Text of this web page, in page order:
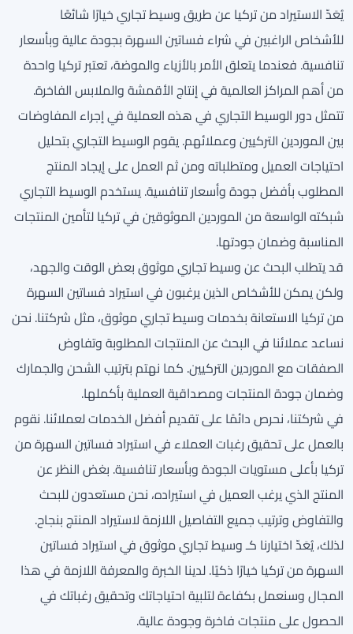
يُعَدّ الاستيراد من تركيا عن طريق وسيط تجاري خيارًا شائعًا
للأشخاص الراغبين في شراء فساتين السهرة بجودة عالية وبأسعار
تنافسية. فعندما يتعلق الأمر بالأزياء والموضة، تعتبر تركيا واحدة
من أهم المراكز العالمية في إنتاج الأقمشة والملابس الفاخرة.
تتمثل دور الوسيط التجاري في هذه العملية في إجراء المفاوضات
بين الموردين التركيين وعملائهم. يقوم الوسيط التجاري بتحليل
احتياجات العميل ومتطلباته ومن ثم العمل على إيجاد المنتج
المطلوب بأفضل جودة وأسعار تنافسية. يستخدم الوسيط التجاري
شبكته الواسعة من الموردين الموثوقين في تركيا لتأمين المنتجات
المناسبة وضمان جودتها.
قد يتطلب البحث عن وسيط تجاري موثوق بعض الوقت والجهد،
ولكن يمكن للأشخاص الذين يرغبون في استيراد فساتين السهرة
من تركيا الاستعانة بخدمات وسيط تجاري موثوق، مثل شركتنا. نحن
نساعد عملائنا في البحث عن المنتجات المطلوبة وتفاوض
الصفقات مع الموردين التركيين. كما نهتم بترتيب الشحن والجمارك
وضمان جودة المنتجات ومصداقية العملية بأكملها.
في شركتنا، نحرص دائمًا على تقديم أفضل الخدمات لعملائنا. نقوم
بالعمل على تحقيق رغبات العملاء في استيراد فساتين السهرة من
تركيا بأعلى مستويات الجودة وبأسعار تنافسية. بغض النظر عن
المنتج الذي يرغب العميل في استيراده، نحن مستعدون للبحث
والتفاوض وترتيب جميع التفاصيل اللازمة لاستيراد المنتج بنجاح.
لذلك، يُعَدّ اختيارنا كـ وسيط تجاري موثوق في استيراد فساتين
السهرة من تركيا خيارًا ذكيًا. لدينا الخبرة والمعرفة اللازمة في هذا
المجال وسنعمل بكفاءة لتلبية احتياجاتك وتحقيق رغباتك في
الحصول على منتجات فاخرة وجودة عالية.